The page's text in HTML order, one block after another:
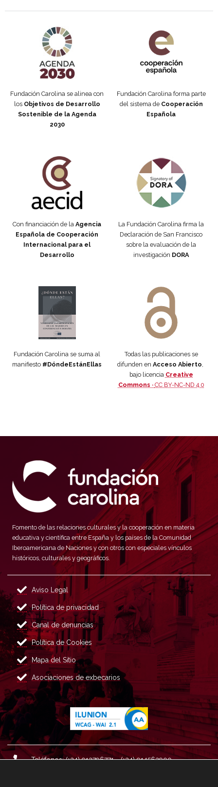
Fundación Carolina se alinea con
los Objetivos de Desarrollo
Sostenible de la Agenda
2030
Fundación Carolina forma parte
del sistema de Cooperación
Española
Con financiación de la Agencia
Española de Cooperación
Internacional para el
Desarrollo
La Fundación Carolina firma la
Declaración de San Francisco
sobre la evaluación de la
investigación DORA
Fundación Carolina se suma al
manifiesto #DóndeEstánEllas
Todas las publicaciones se
difunden en Acceso Abierto,
bajo licencia Creative
Commons · CC BY-NC-ND 4.0
Fomento de las relaciones culturales y la cooperación en materia
educativa y científica entre España y los países de la Comunidad
Iberoamericana de Naciones y con otros con especiales vínculos
históricos, culturales y geográficos.
Aviso Legal
Política de privacidad
Canal de denuncias
Política de Cookies
Mapa del Sitio
Asociaciones de exbecarios
Teléfonos: (+34) 913796771 - (+34) 914562900